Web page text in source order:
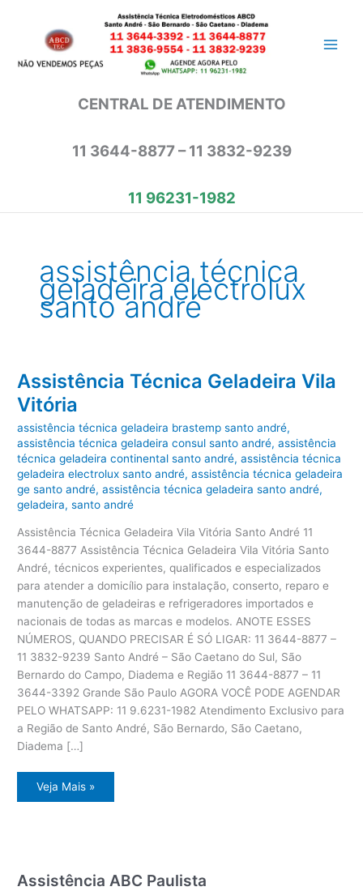
conteúdo
CENTRAL DE ATENDIMENTO
11 3644-8877 – 11 3832-9239
11 96231-1982
assistência técnica
geladeira electrolux
santo andré
Assistência Técnica Geladeira Vila
Vitória
assistência técnica geladeira brastemp santo andré,
assistência técnica geladeira consul santo andré,assistência
técnica geladeira continental santo andré,assistência técnica
geladeira electrolux santo andré,assistência técnica geladeira
ge santo andré,assistência técnica geladeira santo andré,
geladeira,santo andré
Assistência Técnica Geladeira Vila Vitória Santo André 11
3644-8877 Assistência Técnica Geladeira Vila Vitória Santo
André, técnicos experientes, qualificados e especializados
para atender a domicílio para instalação, conserto, reparo e
manutenção de geladeiras e refrigeradores importados e
nacionais de todas as marcas e modelos. ANOTE ESSES
NÚMEROS, QUANDO PRECISAR É SÓ LIGAR: 11 3644-8877 –
11 3832-9239 Santo André – São Caetano do Sul, São
Bernardo do Campo, Diadema e Região 11 3644-8877 – 11
3644-3392 Grande São Paulo AGORA VOCÊ PODE AGENDAR
PELO WHATSAPP: 11 9.6231-1982 Atendimento Exclusivo para
a Região de Santo André, São Bernardo, São Caetano,
Diadema […]
Assistência
Técnica
Veja Mais »
Assistência ABC Paulista